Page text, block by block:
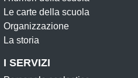
Le carte della scuola
Organizzazione
La storia
I SERVIZI